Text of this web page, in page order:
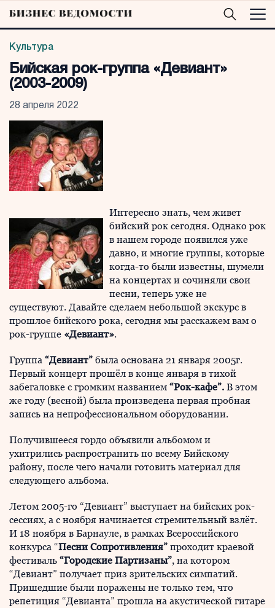
Культура
Бийская рок-группа «Девиант»
(2003-2009)
28 апреля 2022
Интересно знать, чем живет
бийский рок сегодня. Однако рок
в нашем городе появился уже
давно, и многие группы, которые
когда-то были известны, шумели
на концертах и сочиняли свои
песни, теперь уже не
существуют. Давайте сделаем небольшой экскурс в
прошлое бийского рока, сегодня мы расскажем вам о
рок-группе «Девиант».
Группа “Девиант” была основана 21 января 2005г.
Первый концерт прошёл в конце января в тихой
забегаловке с громким названием “Рок-кафе”. В этом
же году (весной) была произведена первая пробная
запись на непрофессиональном оборудовании.
Получившееся гордо объявили альбомом и
ухитрились распространить по всему Бийскому
району, после чего начали готовить материал для
следующего альбома.
Летом 2005-го “Девиант” выступает на бийских рок-
сессиях, а с ноября начинается стремительный взлёт.
И 18 ноября в Барнауле, в рамках Всероссийского
конкурса “Песни Сопротивления” проходит краевой
фестиваль “Городские Партизаны”, на котором
“Девиант” получает приз зрительских симпатий.
Пришедшие были поражены не только тем, что
репетиция “Девианта” прошла на акустической гитаре